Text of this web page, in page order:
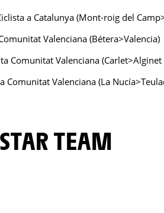
a Catalunya (Mont-roig del
Valenciana (Bétera>Valencia)
Comunitat Valenciana (Carlet>Alginet
Valenciana (La
TEAM